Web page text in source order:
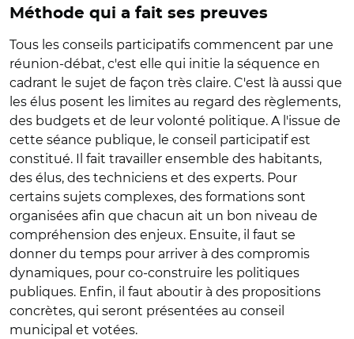
Méthode qui a fait ses preuves
Tous les conseils participatifs commencent par une
réunion-débat, c'est elle qui initie la séquence en
cadrant le sujet de façon très claire. C'est là aussi que
les élus posent les limites au regard des règlements,
des budgets et de leur volonté politique. A l'issue de
cette séance publique, le conseil participatif est
constitué. Il fait travailler ensemble des habitants,
des élus, des techniciens et des experts. Pour
certains sujets complexes, des formations sont
organisées afin que chacun ait un bon niveau de
compréhension des enjeux. Ensuite, il faut se
donner du temps pour arriver à des compromis
dynamiques, pour co-construire les politiques
publiques. Enfin, il faut aboutir à des propositions
concrètes, qui seront présentées au conseil
municipal et votées.